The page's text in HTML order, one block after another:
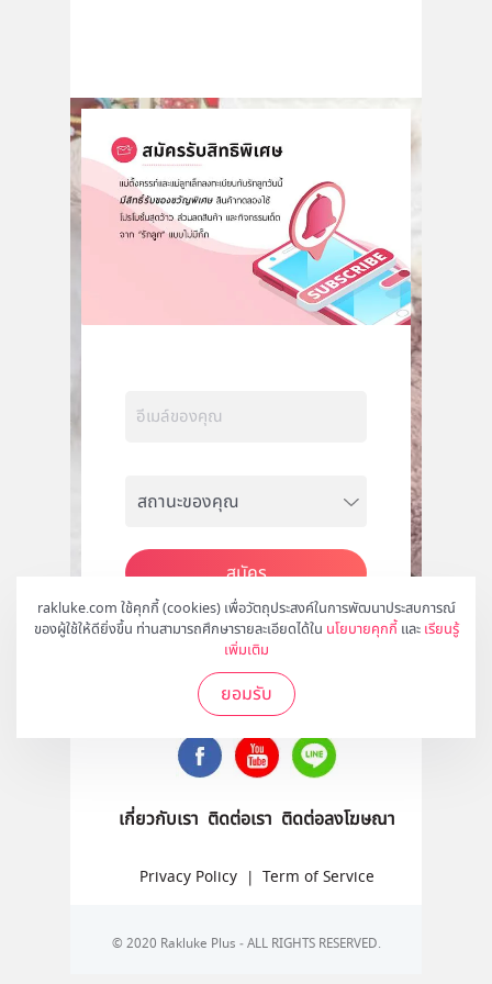
rakluke.com ใช้คุกกี้ (cookies) เพื่อวัตถุประสงค์ในการพัฒนาประสบการณ์
ของผู้ใช้ให้ดียิ่งขึ้น ท่านสามารถศึกษารายละเอียดได้ใน นโยบายคุกกี้ และ เรียนรู้
เพิ่มเติม
ยอมรับ
สมัคร
ติดตามเราได้ที่
เกี่ยวกับเรา ติดต่อเรา ติดต่อลงโฆษณา
Privacy Policy | Term of Service
© 2020 Rakluke Plus - ALL RIGHTS RESERVED.